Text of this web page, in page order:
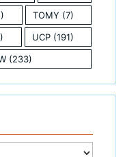
TOMY (7)
UCP(191)
(233)